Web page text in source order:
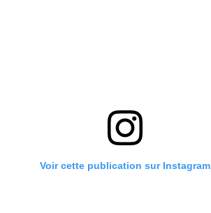
Voir cette publication sur Instagram